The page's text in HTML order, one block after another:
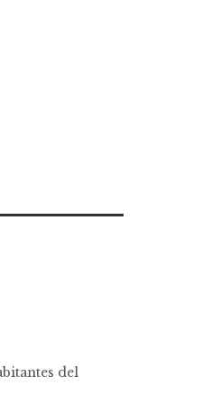
del